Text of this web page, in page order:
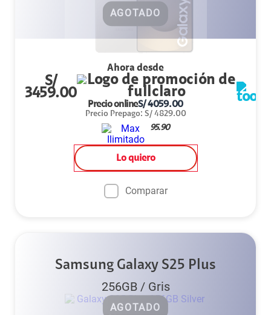
AGOTADO
Ahora desde
S/
3459.00
Precio onlineS/4059.00
Precio Prepago: S/ 4829.00
95.90
Lo quiero
Comparar
Samsung Galaxy S25 Plus
256GB/ Gris
AGOTADO